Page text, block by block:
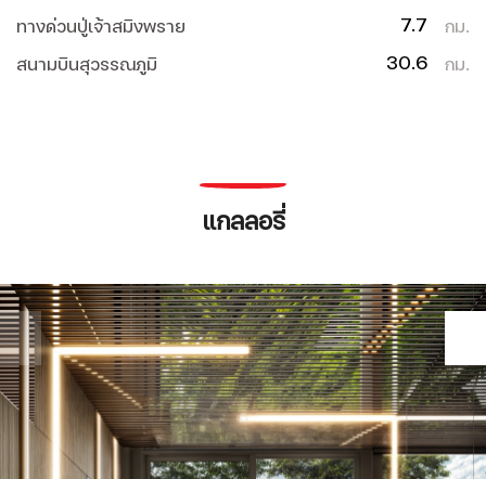
ทางด่วนปู่เจ้าสมิงพราย 7.7 กม.
สนามบินสุวรรณภูมิ 30.6 กม.
แกลลอรี่